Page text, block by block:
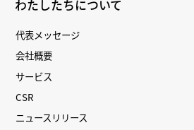
わたしたちについて
代表メッセージ
会社概要
サービス
CSR
ニュースリリース